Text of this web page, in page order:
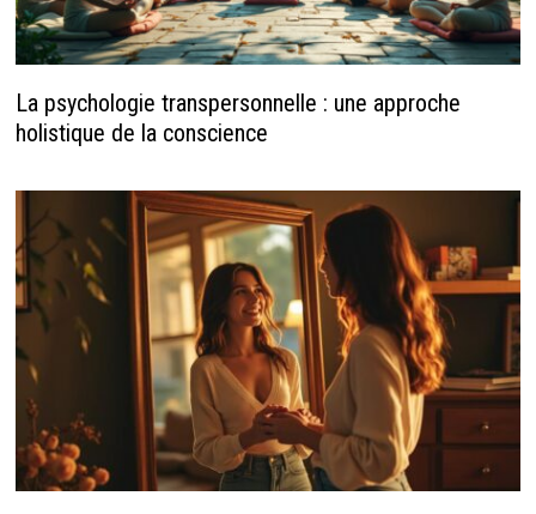
La psychologie transpersonnelle : une approche
holistique de la conscience